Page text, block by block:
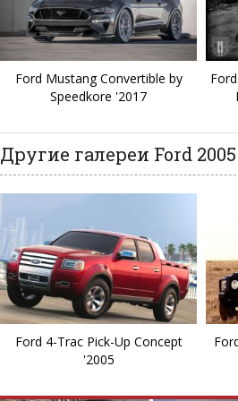
Ford Mustang Convertible by
Speedkore '2017
Другие галереи Ford
Ford 4-Trac Pick-Up Concept
'2005